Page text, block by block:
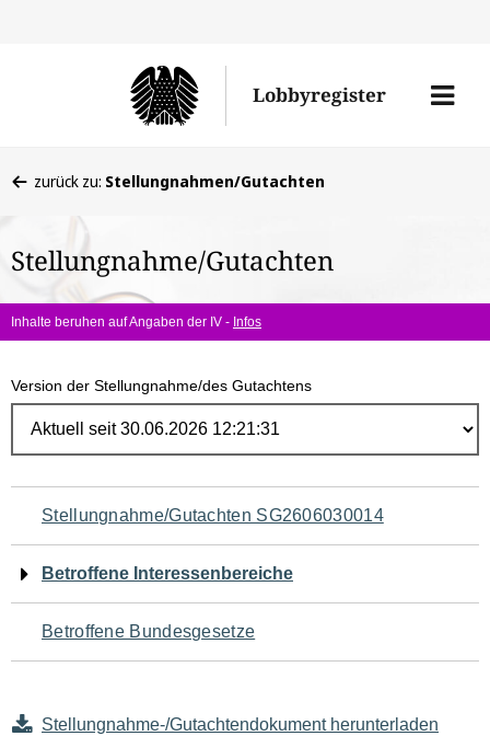
Lobbyregister
Menü
befinden
hier:
zurück zu: Stellungnahmen/Gutachten
Stellungnahme/Gutachten
Inhalte beruhen auf Angaben der IV - Infos
Version der Stellungnahme/des Gutachtens
Navigation
für
den
Seiteninhalt
Stellungnahme/Gutachten SG2606030014
Betroffene Interessenbereiche
Betroffene Bundesgesetze
Stellungnahme-/Gutachtendokument herunterladen